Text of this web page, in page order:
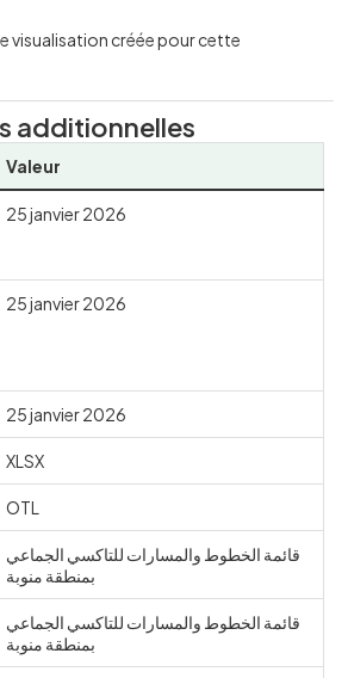
visualisation créée pour cette
additionnelles
Valeur
25 janvier 2026
25 janvier 2026
25 janvier 2026
XLSX
OTL
قائمة الخطوط والمسارات للتاكسي الجماعي
بمنطقة منوبة
قائمة الخطوط والمسارات للتاكسي الجماعي
بمنطقة منوبة